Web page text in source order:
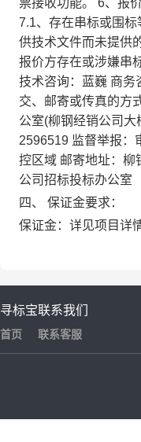
票接收功能。 6、报
7.1、存在串标或围
供技术文件而未提供
报价方存在或涉嫌串
技术咨询：蓝巍 商务
交、邮寄或传真的方
公室(柳钢经销公司
2596519 监督举报：
控区域 邮寄地址：柳
公司招标投标办公室
四、 保证金要求：
保证金：详见项目详
寻标宝
首页
联系我们
联系客服